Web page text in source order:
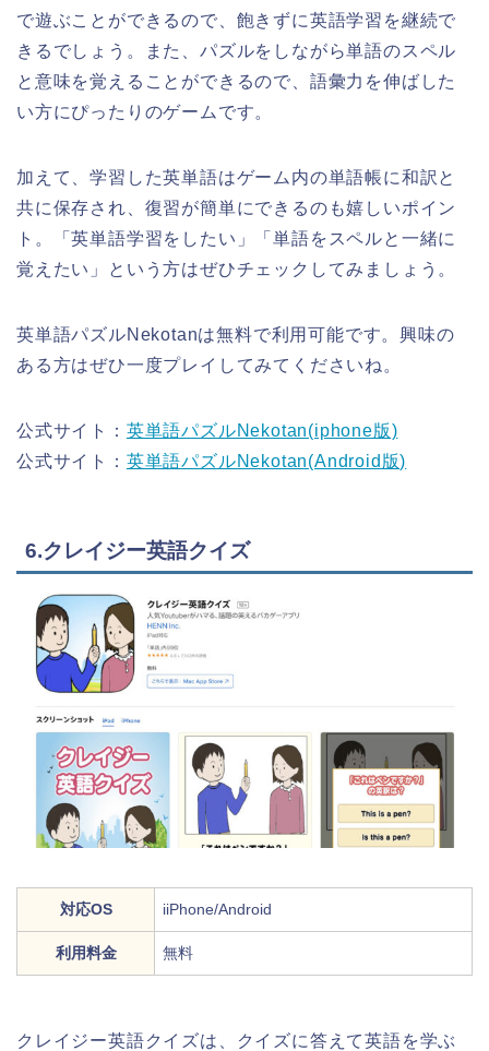
で遊ぶことができるので、飽きずに英語学習を継続で
きるでしょう。また、パズルをしながら単語のスペル
と意味を覚えることができるので、語彙力を伸ばした
い方にぴったりのゲームです。
加えて、学習した英単語はゲーム内の単語帳に和訳と
共に保存され、復習が簡単にできるのも嬉しいポイン
ト。「英単語学習をしたい」「単語をスペルと一緒に
覚えたい」という方はぜひチェックしてみましょう。
英単語パズルNekotanは無料で利用可能です。興味の
ある方はぜひ一度プレイしてみてくださいね。
公式サイト： 英単語パズルNekotan(iphone版)
公式サイト： 英単語パズルNekotan(Android版)
6.クレイジー英語クイズ
対応OS iiPhone/Android
利用料金 無料
クレイジー英語クイズは、クイズに答えて英語を学ぶ